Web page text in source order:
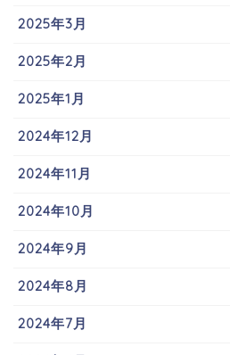
2025年3月
2025年2月
2025年1月
2024年12月
2024年11月
2024年10月
2024年9月
2024年8月
2024年7月